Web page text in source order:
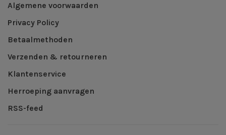
Algemene voorwaarden
Privacy Policy
Betaalmethoden
Verzenden & retourneren
Klantenservice
Herroeping aanvragen
RSS-feed